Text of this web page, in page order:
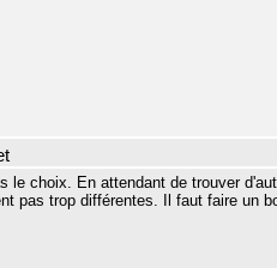
le choix. En attendant de trouver
pas trop différentes. Il faut faire un